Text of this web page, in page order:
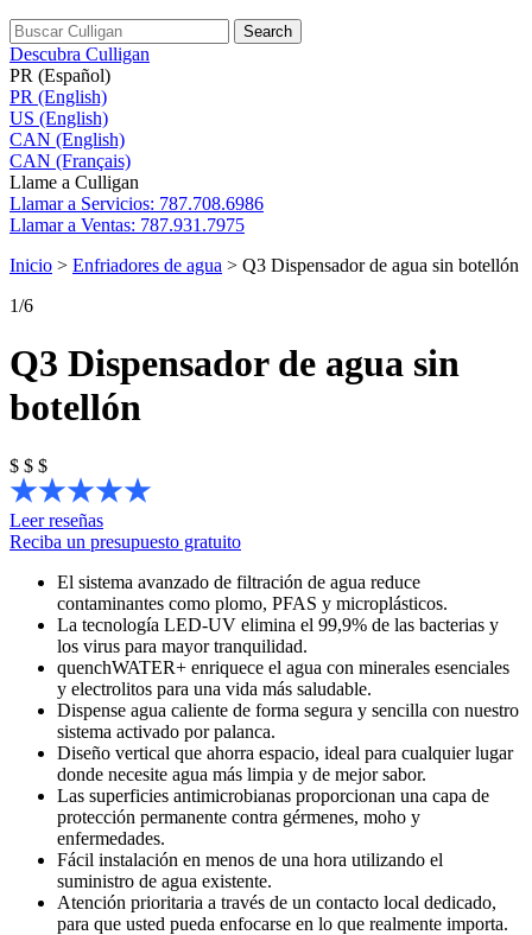
Search
Descubra Culligan
PR (Español)
PR (English)
US (English)
CAN (English)
CAN (Français)
Llame a Culligan
Llamar a Servicios: 787.708.6986
Llamar a Ventas: 787.931.7975
Inicio > Enfriadores de agua > Q3 Dispensador de agua sin botellón
1/6
Q3 Dispensador de agua sin
botellón
$ $ $
Leer reseñas
Reciba un presupuesto gratuito
El sistema avanzado de filtración de agua reduce
contaminantes como plomo, PFAS y microplásticos.
La tecnología LED-UV elimina el 99,9% de las bacterias y
los virus para mayor tranquilidad.
quenchWATER+ enriquece el agua con minerales esenciales
y electrolitos para una vida más saludable.
Dispense agua caliente de forma segura y sencilla con nuestro
sistema activado por palanca.
Diseño vertical que ahorra espacio, ideal para cualquier lugar
donde necesite agua más limpia y de mejor sabor.
Las superficies antimicrobianas proporcionan una capa de
protección permanente contra gérmenes, moho y
enfermedades.
Fácil instalación en menos de una hora utilizando el
suministro de agua existente.
Atención prioritaria a través de un contacto local dedicado,
para que usted pueda enfocarse en lo que realmente importa.